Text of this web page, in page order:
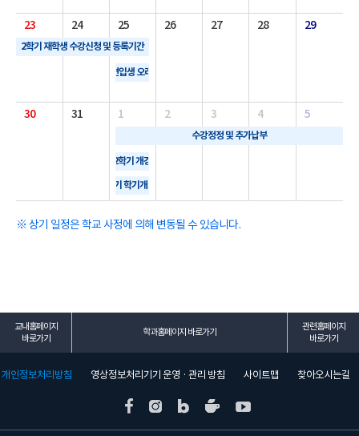
23 24 25 26 27 28 29
2학기 재학생 수강신청 및 등록기간
2학기 신편입생 오리엔테이션
30 31 1 2 3 4 5
수강정정 및 추가납부
2학기 개강
2학기 학기개시일
※ 상기 일정은 학교 사정에 의해 변동될 수 있습니다.
교내홈페이지
바로가기
학과홈페이지 바로가기
관련홈페이지
바로가기
개인정보처리방침 영상정보처리기기 운영 · 관리 방침 사이트맵 찾아오시는길